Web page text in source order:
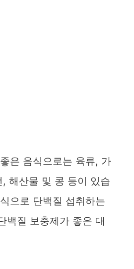
은 음식으로는 육류, 가
해산물 및 콩 등이 있습
으로 단백질 섭취하는
백질 보충제가 좋은 대